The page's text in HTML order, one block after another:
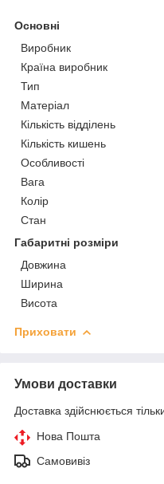
Основні
Виробник
Країна виробник
Тип
Матеріал
Кількість відділень
Кількість кишень
Особливості
Вага
Колір
Стан
Габаритні розміри
Довжина
Ширина
Висота
Приховати
Умови доставки
Доставка здійснюється
Нова Пошта
Самовивіз